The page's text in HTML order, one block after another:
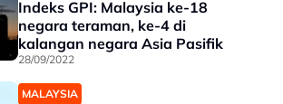
Indeks GPI: Malaysia ke-18
negara teraman, ke-4 di
kalangan negara Asia Pasifik
28/09/2022
MALAYSIA